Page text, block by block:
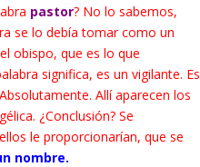
pastor? No lo sabemos,
se lo debía tomar como un
obispo, que es lo que
significa, es un vigilante. Es
Allí aparecen los
¿Conclusión? Se
le proporcionarían, que se
nombre.